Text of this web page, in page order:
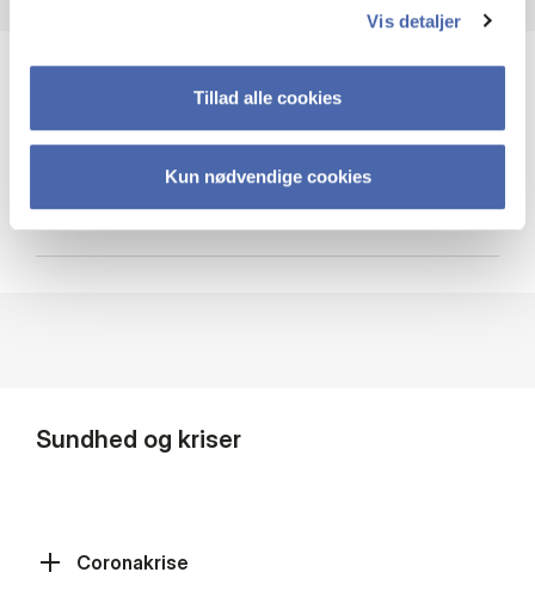
Vis detaljer
Tillad alle cookies
Kun nødvendige cookies
Cybersikkerhed
Sundhed og kriser
Coronakrise